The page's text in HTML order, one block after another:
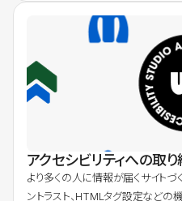
アクセシビリティへの取
より多くの人に情報が届くサイトづ
ントラスト、HTMLタグ設定などの